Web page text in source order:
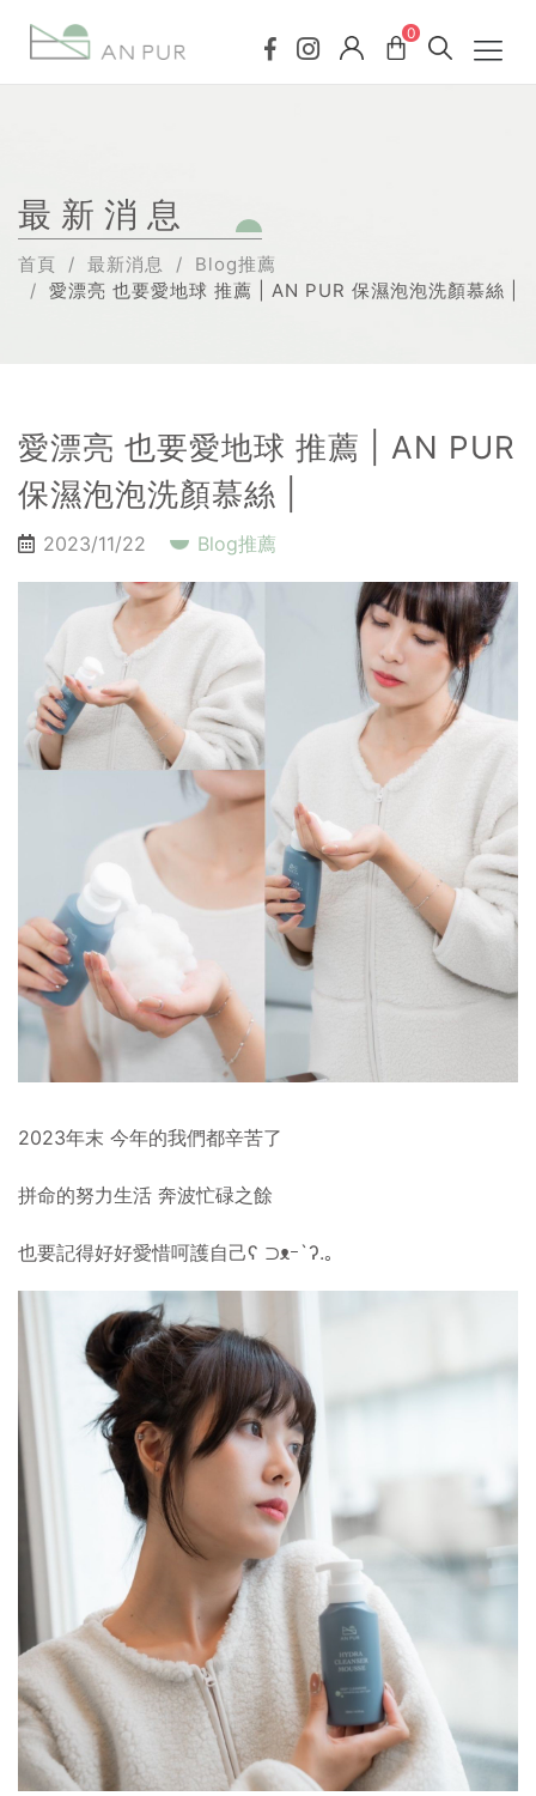
0
最新消息
首頁 最新消息
Blog推薦
愛漂亮 也要愛地球 推薦 | AN PUR 保濕泡泡洗顏慕絲 |
愛漂亮 也要愛地球 推薦 | AN PUR
保濕泡泡洗顏慕絲 |
2023/11/22 Blog推薦
2023年末 今年的我們都辛苦了
拼命的努力生活 奔波忙碌之餘
也要記得好好愛惜呵護自己ʕ ⊃ᴥｰ`ʔ.｡